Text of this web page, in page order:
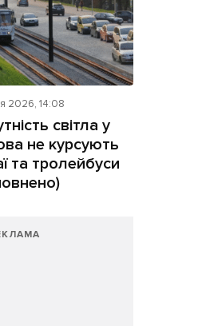
2026, 14:08
світла у
не курсують
та тролейбуси